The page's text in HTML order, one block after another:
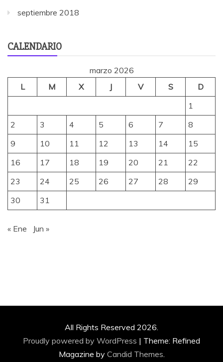
septiembre 2018
CALENDARIO
marzo 2026
L
M X J V S
D
1
2
3 4 5 6 7
8
9
10 11 12 13 14
15
16
17 18 19 20 21
22
23
24 25 26 27 28
29
30
31
« Ene Jun »
All Rights Reserved 2026.
Proudly powered by WordPress | Theme: Refined
Magazine by Candid Themes